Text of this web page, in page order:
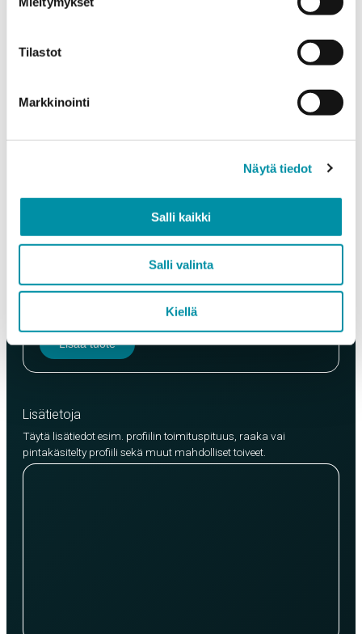
Tilastot
Markkinointi
Näytä tiedot
Salli kaikki
Salli valinta
Kiellä
Tuote*
EN AW-6063 (min. 250kg)
Lisää tuote
Lisätietoja
Täytä lisätiedot esim. profiilin toimituspituus, raaka vai
pintakäsitelty profiili sekä muut mahdolliset toiveet.